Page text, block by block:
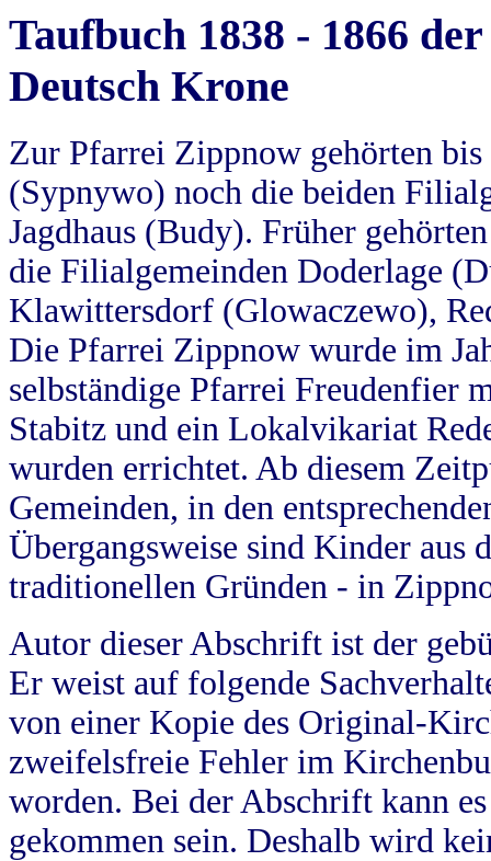
Taufbuch 1838 - 1866
Deutsch Krone
Zur Pfarrei Zippnow gehörten
(Sypnywo) noch die beiden
Jagdhaus (Budy). Früher
die Filialgemeinden Doderlage
Klawittersdorf (Glowaczewo),
Die Pfarrei Zippnow wurde im
selbständige Pfarrei Freudenfier
Stabitz und ein Lokalvikariat
wurden errichtet. Ab diesem
Gemeinden, in den
Übergangsweise sind Kinder aus
traditionellen Gründen - in
Autor dieser Abschrift ist der
Er weist auf folgende
von einer Kopie des Original-
zweifelsfreie Fehler im
worden. Bei der Abschrift kann
gekommen sein. Deshalb wird